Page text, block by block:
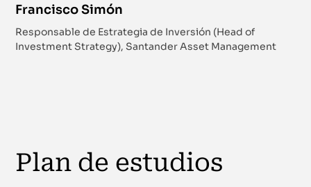
Francisco Simón
Responsable de Estrategia de Inversión (Head of
Investment Strategy), Santander Asset Management
Plan de estudios